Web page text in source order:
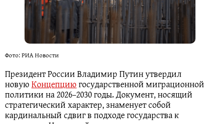
Фото: РИА Новости
Президент России Владимир Путин утвердил
новуюКонцепциюгосударственной миграционной
политики на 2026–2030 годы. Документ, носящий
стратегический характер, знаменует собой
кардинальный сдвиг в подходе государства к